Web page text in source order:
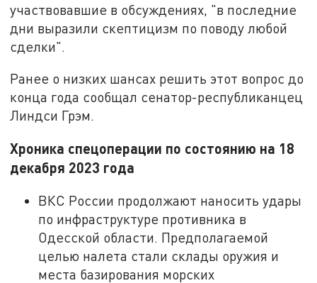
участвовавшие в обсуждениях, "в последние
дни выразили скептицизм по поводу любой
сделки".
Ранее о низких шансах решить этот вопрос до
конца года сообщал сенатор-республиканцец
Линдси Грэм.
Хроника спецоперации по состоянию на 18
декабря 2023 года
ВКС России продолжают наносить удары
по инфраструктуре противника в
Одесской области. Предполагаемой
целью налета стали склады оружия и
места базирования морских